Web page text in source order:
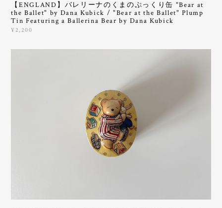
【ENGLAND】バレリーナのくまのぷっくり缶 "Bear at
the Ballet" by Dana Kubick / "Bear at the Ballet" Plump
Tin Featuring a Ballerina Bear by Dana Kubick
¥2,200